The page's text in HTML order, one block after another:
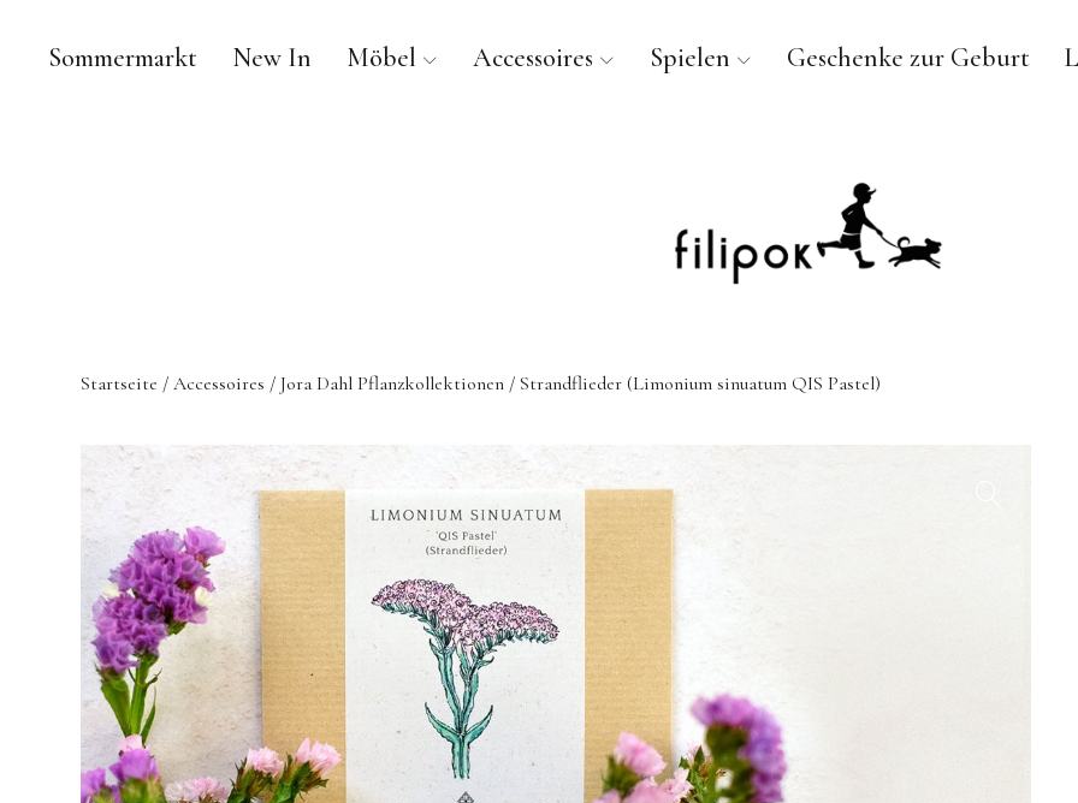
Sommermarkt New In Möbel Accessoires Spielen Geschenke zur Geburt
Startseite / Accessoires / Jora Dahl Pflanzkollektionen / Strandflieder (Limonium sinuatum QIS Pastel)